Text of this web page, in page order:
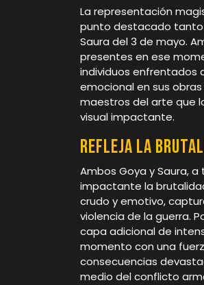
La representación
punto destacado tanto
Saura del 3 de mayo.
presentes en ese
individuos enfrentados
emocional en sus
maestros del arte que
visual impactante.
Refleja la
Ambos Goya y Saura,
impactante la
crudo y emotivo,
violencia de la guerra.
capa adicional de
momento con una
consecuencias
medio del conflicto